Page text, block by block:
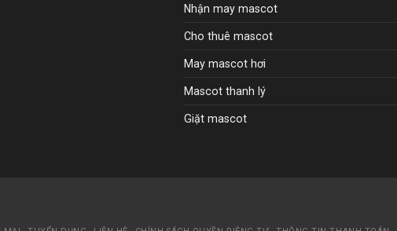
Nhận may mascot
Cho thuê mascot
May mascot hơi
Mascot thanh lý
Giặt mascot